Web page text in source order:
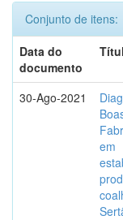
Conjunto de itens:
Data do
documento
30-Ago-2021
em